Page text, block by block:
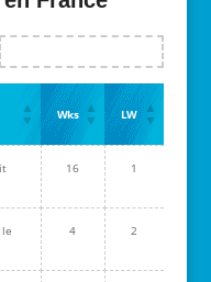
Wks LW
16 1
4 2